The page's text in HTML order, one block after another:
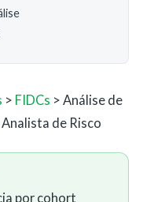
> FIDCs > Análise de
de Risco
por cohort